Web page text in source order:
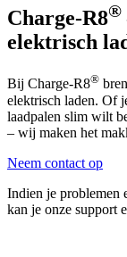
Charge-R8®
elektrisch
Bij Charge-R8®
elektrisch laden. Of
laadpalen slim wilt
– wij maken het
Neem contact op
Indien je problemen
kan je onze support